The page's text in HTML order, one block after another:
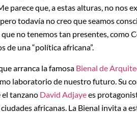
parece que, a estas alturas, no nos
todavía no creo que seamos
que no tenemos tan presentes, como
de una “política africana”.
arranca la famosa Bienal de
laboratorio de nuestro futuro. Su
el tanzano David Adjayees
africanas. La Bienal invita a